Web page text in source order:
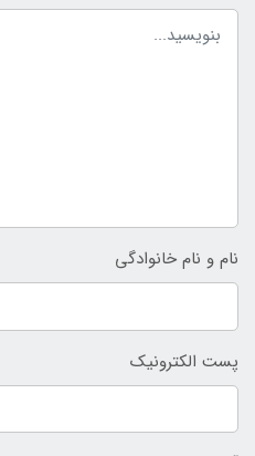
نام و نام خانوادگی
پست الکترونیک